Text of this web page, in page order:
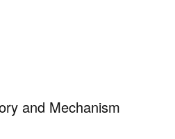
and Mechanism